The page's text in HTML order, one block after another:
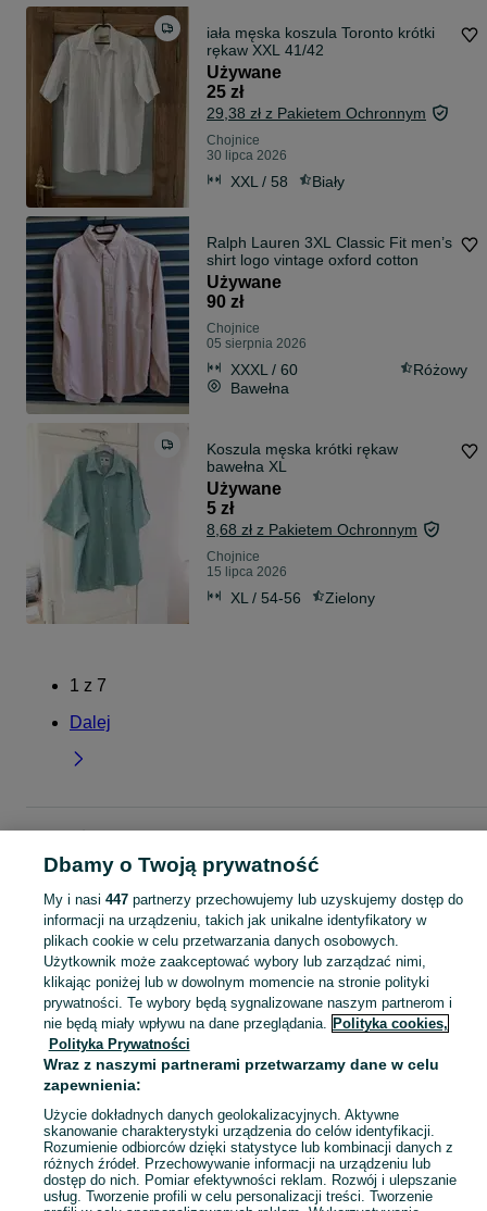
iała męska koszula Toronto krótki
rękaw XXL 41/42
Używane
25 zł
29,38 zł z Pakietem Ochronnym
Chojnice
30 lipca 2026
XXL / 58 Biały
Ralph Lauren 3XL Classic Fit men’s
shirt logo vintage oxford cotton
Używane
90 zł
Chojnice
05 sierpnia 2026
XXXL / 60
Różowy
Bawełna
Koszula męska krótki rękaw
bawełna XL
Używane
5 zł
8,68 zł z Pakietem Ochronnym
Chojnice
15 lipca 2026
XL / 54-56 Zielony
1 z 7
Dalej
Pozostałe koszule - Pomorskie
Pozostałe koszule - Chojnice
KATEGORIA
Sprzedaż pozostałych koszul męskich Chojnice ▶️ różne fasony, kolory i tkaniny ✅ Nowe i używane w dobrych cenach ✌ Sprawdź oferty i kupuj na OLX.pl! Zobacz
Mapa kategorii
Mapa miejscowości
Mapa ministron
Popularne wyszukiwania
Dbamy o Twoją prywatność
My i nasi 447partnerzy przechowujemy lub uzyskujemy dostęp do
informacji na urządzeniu, takich jak unikalne identyfikatory w
plikach cookie w celu przetwarzania danych osobowych.
Użytkownik może zaakceptować wybory lub zarządzać nimi,
klikając poniżej lub w dowolnym momencie na stronie polityki
prywatności. Te wybory będą sygnalizowane naszym partnerom i
nie będą miały wpływu na dane przeglądania. Polityka cookies,
Polityka Prywatności
Wraz z naszymi partnerami przetwarzamy dane w celu
zapewnienia:
Użycie dokładnych danych geolokalizacyjnych. Aktywne
skanowanie charakterystyki urządzenia do celów identyfikacji.
Rozumienie odbiorców dzięki statystyce lub kombinacji danych z
różnych źródeł. Przechowywanie informacji na urządzeniu lub
dostęp do nich. Pomiar efektywności reklam. Rozwój i ulepszanie
usług. Tworzenie profili w celu personalizacji treści. Tworzenie